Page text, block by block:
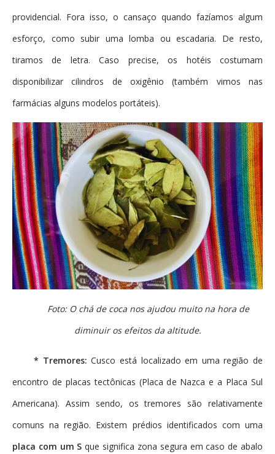
providencial. Fora isso, o cansaço quando fazíamos algum
esforço, como subir uma lomba ou escadaria. De resto,
tiramos de letra. Caso precise, os hotéis costumam
disponibilizar cilindros de oxigênio (também vimos nas
farmácias alguns modelos portáteis).
Foto: O chá de coca nos ajudou muito na hora de
diminuir os efeitos da altitude.
* Tremores: Cusco está localizado em uma região de
encontro de placas tectônicas (Placa de Nazca e a Placa Sul
Americana). Assim sendo, os tremores são relativamente
comuns na região. Existem prédios identificados com uma
placa com um S que significa zona segura em caso de abalo